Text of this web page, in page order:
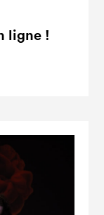
ligne !